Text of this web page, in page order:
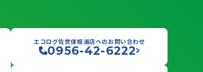
エコログ佐世保相浦店へのお問い合わせ
0956-42-6222